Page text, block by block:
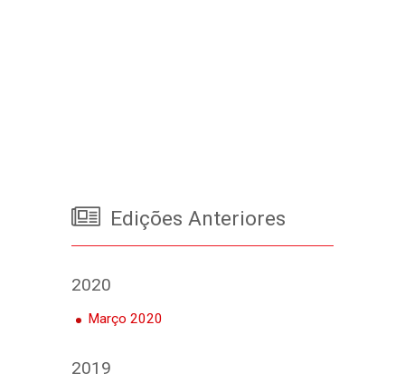
Edições Anteriores
2020
Março 2020
2019